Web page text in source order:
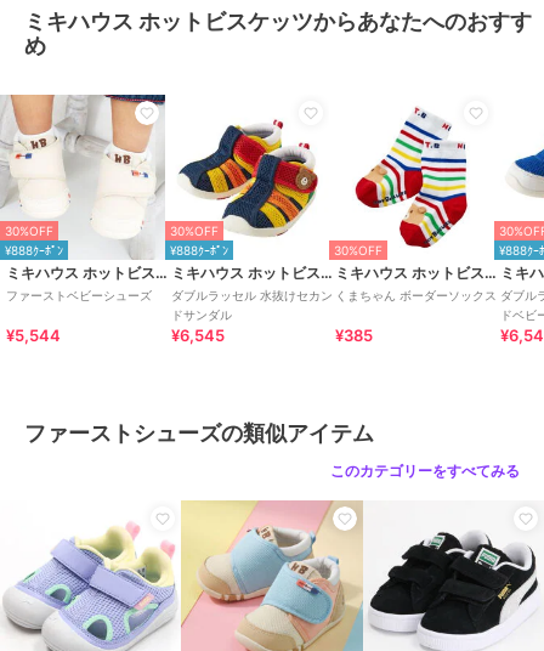
■甲は面ファスナー
面ファスナーで調節できるので、甲高の赤ちゃんの足にもフィットし
ます。
※面ファスナーとは、マジックテープのことです。
(「マジックテープ」は（株）クラレの登録商標です。)
★商品のお気に入り登録
登録すると、完売しても再入荷時に通知を受け取ることができます。
★ブランドのお気に入り登録
新商品や再入荷などの情報を受け取ることができますので、ぜひご登
録ください♪
>>無料ギフトサービスについての詳細はこちら
ミキハウス ホットビスケッツ
ミキハウス ホットビスケッツ
商品カテゴリ ベビーシューズ ／ファーストシ
ューズ
性別タイプ
ガールズ
ベビーシューズ ／ファーストシ
ミキハウス ホットビスケッツからあなたへのおすす
め
30%OFF
¥888ｸｰﾎﾟﾝ
ミキハウス ホットビスケッツ
ファーストベビーシューズ
¥5,544
30%OFF
¥888ｸｰﾎﾟﾝ
ミキハウス ホットビスケッツ
ダブルラッセル 水抜けセカン
ドサンダル
¥6,545
30%OFF
ミキハウス ホットビスケッツ
くまちゃん ボーダーソックス
¥385
¥888ｸｰ
ダブル
ドベビ
ファーストシューズの類似アイテム
このカテゴリーをすべてみる